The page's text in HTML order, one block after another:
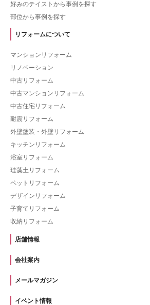
好みのテイストから事例を探す
部位から事例を探す
リフォームについて
マンションリフォーム
リノベーション
中古リフォーム
中古マンションリフォーム
中古住宅リフォーム
耐震リフォーム
外壁塗装・外壁リフォーム
キッチンリフォーム
浴室リフォーム
珪藻土リフォーム
ペットリフォーム
デザインリフォーム
子育てリフォーム
収納リフォーム
店舗情報
会社案内
メールマガジン
イベント情報